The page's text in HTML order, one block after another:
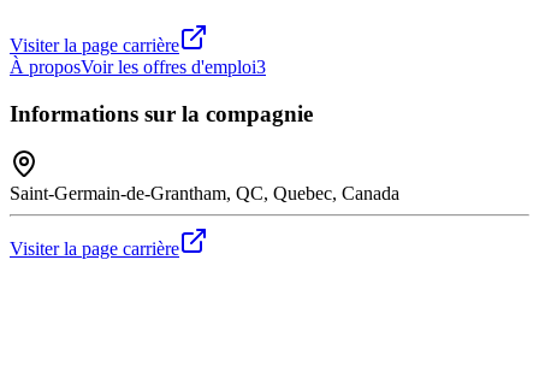
Visiter la page carrière
À proposVoir les offres d'emploi3
Informations sur la compagnie
Saint-Germain-de-Grantham, QC, Quebec, Canada
Visiter la page carrière